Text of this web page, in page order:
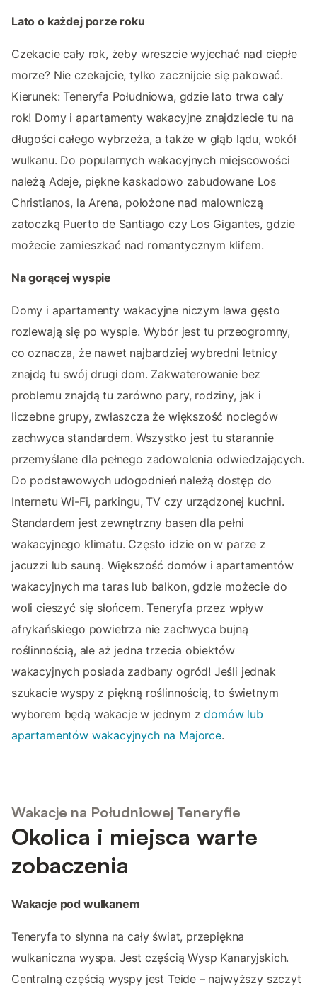
Lato o każdej porze roku
Czekacie cały rok, żeby wreszcie wyjechać nad ciepłe
morze? Nie czekajcie, tylko zacznijcie się pakować.
Kierunek: Teneryfa Południowa, gdzie lato trwa cały
rok! Domy i apartamenty wakacyjne znajdziecie tu na
długości całego wybrzeża, a także w głąb lądu, wokół
wulkanu. Do popularnych wakacyjnych miejscowości
należą Adeje, piękne kaskadowo zabudowane Los
Christianos, la Arena, położone nad malowniczą
zatoczką Puerto de Santiago czy Los Gigantes, gdzie
możecie zamieszkać nad romantycznym klifem.
Na gorącej wyspie
Domy i apartamenty wakacyjne niczym lawa gęsto
rozlewają się po wyspie. Wybór jest tu przeogromny,
co oznacza, że nawet najbardziej wybredni letnicy
znajdą tu swój drugi dom. Zakwaterowanie bez
problemu znajdą tu zarówno pary, rodziny, jak i
liczebne grupy, zwłaszcza że większość noclegów
zachwyca standardem. Wszystko jest tu starannie
przemyślane dla pełnego zadowolenia odwiedzających.
Do podstawowych udogodnień należą dostęp do
Internetu Wi-Fi, parkingu, TV czy urządzonej kuchni.
Standardem jest zewnętrzny basen dla pełni
wakacyjnego klimatu. Często idzie on w parze z
jacuzzi lub sauną. Większość domów i apartamentów
wakacyjnych ma taras lub balkon, gdzie możecie do
woli cieszyć się słońcem. Teneryfa przez wpływ
afrykańskiego powietrza nie zachwyca bujną
roślinnością, ale aż jedna trzecia obiektów
wakacyjnych posiada zadbany ogród! Jeśli jednak
szukacie wyspy z piękną roślinnością, to świetnym
wyborem będą wakacje w jednym zdomów lub
apartamentów wakacyjnych na Majorce.
Wakacje na Południowej Teneryfie
Okolica i miejsca warte
zobaczenia
Wakacje pod wulkanem
Teneryfa to słynna na cały świat, przepiękna
wulkaniczna wyspa. Jest częścią Wysp Kanaryjskich.
Centralną częścią wyspy jest Teide – najwyższy szczyt